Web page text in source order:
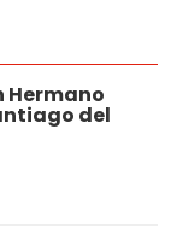
Hermano
del